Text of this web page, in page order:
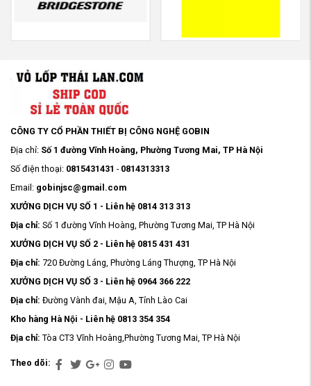
CÔNG TY CỔ PHẦN THIẾT BỊ CÔNG NGHỆ GOBIN
Địa chỉ: Số 1 đường Vĩnh Hoàng, Phường Tương Mai, TP Hà Nội
Số điện thoại: 0815431431 - 0814313313
Email: gobinjsc@gmail.com
XƯỞNG DỊCH VỤ SỐ 1 - Liên hệ 0814 313 313
Địa chỉ: Số 1 đường Vĩnh Hoàng, Phường Tương Mai, TP Hà Nội
XƯỞNG DỊCH VỤ SỐ 2 - Liên hệ 0815 431 431
Địa chỉ: 720 Đường Láng, Phường Láng Thượng, TP Hà Nội
XƯỞNG DỊCH VỤ SỐ 3 - Liên hệ 0964 366 222
Địa chỉ: Đường Vành đai, Mậu A, Tỉnh Lào Cai
Kho hàng Hà Nội - Liên hệ 0813 354 354
Địa chỉ: Tòa CT3 Vĩnh Hoàng,Phường Tương Mai, TP Hà Nội
Theo dõi: